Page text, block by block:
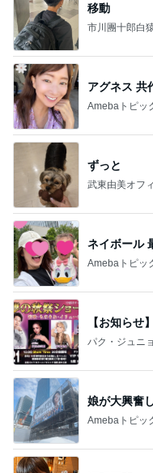
移動
市川團十郎白
アグネス 共
Amebaトピッ
ずっと
武東由美オフ
ネイボール
Amebaトピッ
【お知ら
パク・ジュニ
娘が大興奮
Amebaトピッ